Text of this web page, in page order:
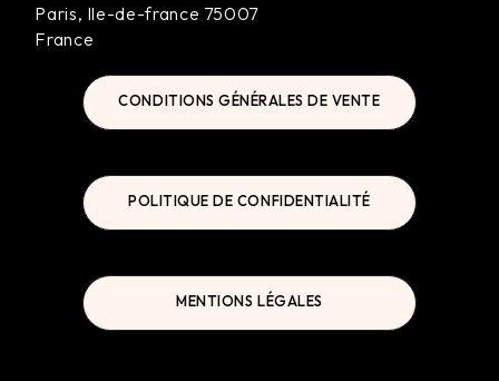
Paris, Ile-de-france 75007
France
CONDITIONS GÉNÉRALES DE VENTE
POLITIQUE DE CONFIDENTIALITÉ
MENTIONS LÉGALES